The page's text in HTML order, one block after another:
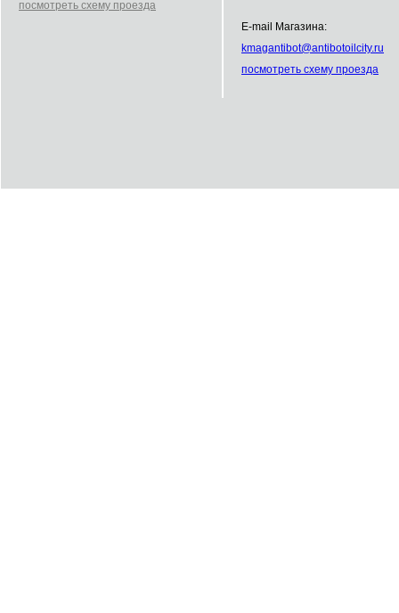
посмотреть схему проезда
E-mail Магазина:
kmagantibot@antibotoilcity.ru
посмотреть схему проезда